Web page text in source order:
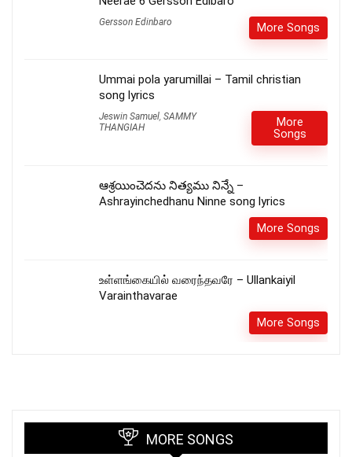
Gersson Edinbaro More Songs
Ummai pola yarumillai – Tamil christian
song lyrics
Jeswin Samuel SAMMY
THANGIAH
More
Songs
ఆశ్రయించెదను నిత్యము నిన్నే –
Ashrayinchedhanu Ninne song lyrics
More Songs
உள்ளங்கையில் வரைந்தவரே – Ullankaiyil
Varainthavarae
More Songs
MORE SONGS